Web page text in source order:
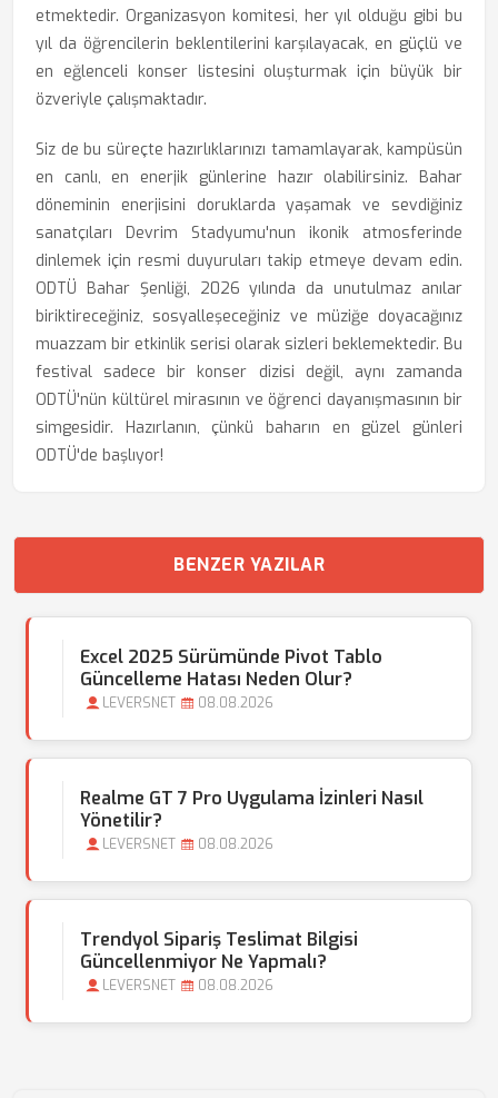
etmektedir. Organizasyon komitesi, her yıl olduğu gibi bu
yıl da öğrencilerin beklentilerini karşılayacak, en güçlü ve
en eğlenceli konser listesini oluşturmak için büyük bir
özveriyle çalışmaktadır.
Siz de bu süreçte hazırlıklarınızı tamamlayarak, kampüsün
en canlı, en enerjik günlerine hazır olabilirsiniz. Bahar
döneminin enerjisini doruklarda yaşamak ve sevdiğiniz
sanatçıları Devrim Stadyumu'nun ikonik atmosferinde
dinlemek için resmi duyuruları takip etmeye devam edin.
ODTÜ Bahar Şenliği, 2026 yılında da unutulmaz anılar
biriktireceğiniz, sosyalleşeceğiniz ve müziğe doyacağınız
muazzam bir etkinlik serisi olarak sizleri beklemektedir. Bu
festival sadece bir konser dizisi değil, aynı zamanda
ODTÜ'nün kültürel mirasının ve öğrenci dayanışmasının bir
simgesidir. Hazırlanın, çünkü baharın en güzel günleri
ODTÜ'de başlıyor!
BENZER YAZILAR
Excel 2025 Sürümünde Pivot Tablo
Güncelleme Hatası Neden Olur?
LEVERSNET 08.08.2026
Realme GT 7 Pro Uygulama İzinleri Nasıl
Yönetilir?
LEVERSNET 08.08.2026
Trendyol Sipariş Teslimat Bilgisi
Güncellenmiyor Ne Yapmalı?
LEVERSNET 08.08.2026